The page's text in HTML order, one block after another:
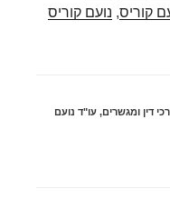
קוריס, נועם קוריס
דין ומגשרים,עו"ד נועם